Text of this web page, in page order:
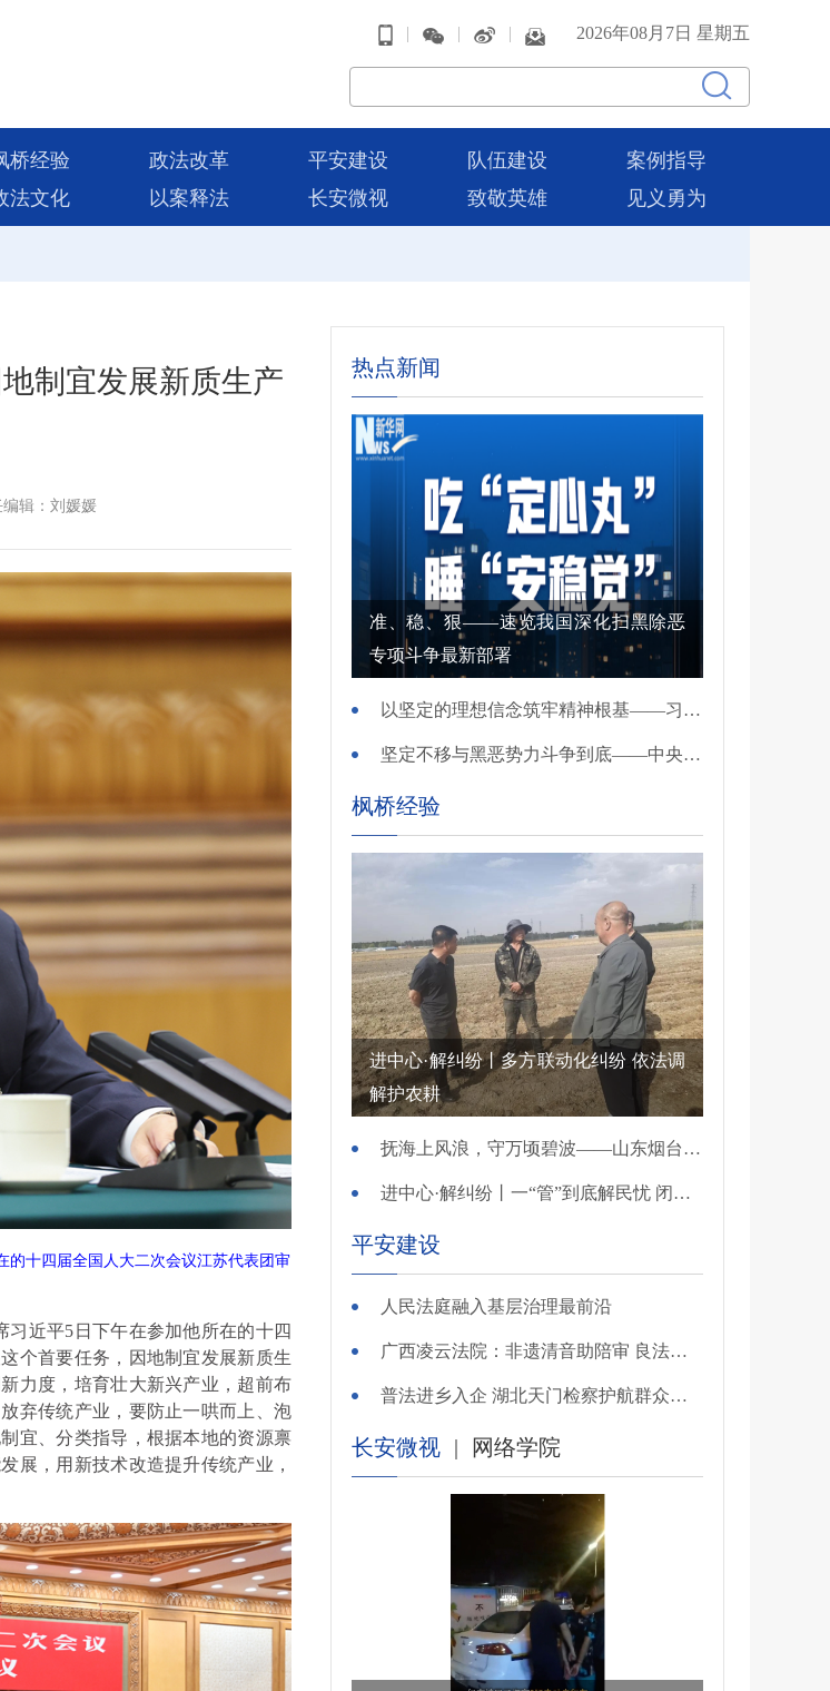
| | | 2026年08月7日 星期五
桥经验 政法改革 平安建设 队伍建设
案例指导
法文化 以案释法 长安微视 致敬英雄 见义勇为
制宜发展新质生产
编辑：刘媛媛
十四届全国人大二次会议江苏代表团审
近平5日下午在参加他所在的十四
个首要任务，因地制宜发展新质生
力度，培育壮大新兴产业，超前布
弃传统产业，要防止一哄而上、泡
宜、分类指导，根据本地的资源禀
展，用新技术改造提升传统产业，
热点新闻
准、稳、狠——速览我国深化扫黑除恶
专项斗争最新部署
以坚定的理想信念筑牢精神根基——习近平党建思想理论品格系列述评之一
坚定不移与黑恶势力斗争到底——中央政法委负责同志就开展深化扫黑除恶专项斗争有关问题答记者问
枫桥经验
进中心·解纠纷丨多方联动化纠纷 依法调
解护农耕
抚海上风浪，守万顷碧波——山东烟台把矛盾化解在微澜未起时
进中心·解纠纷丨一“管”到底解民忧 闭环调处化纠纷
平安建设
人民法庭融入基层治理最前沿
广西凌云法院：非遗清音助陪审 良法温情解千纷
普法进乡入企 湖北天门检察护航群众金融财产安全
长安微视 | 网络学院